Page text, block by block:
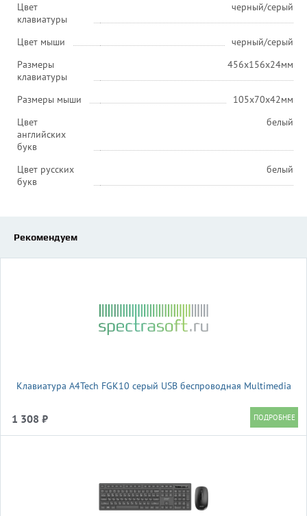
Цвет
клавиатуры
черный/серый
Цвет мыши
черный/серый
Размеры
клавиатуры
456x156x24мм
Размеры мыши
105x70x42мм
Цвет
английских
букв
белый
Цвет русских
букв
белый
Рекомендуем
Клавиатура A4Tech FGK10 серый USB беспроводная Multimedia
1 308 ₽